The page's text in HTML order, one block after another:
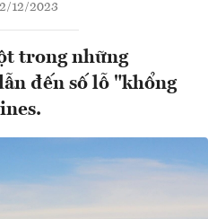
12/2023
trong những
đến số lỗ "khổng